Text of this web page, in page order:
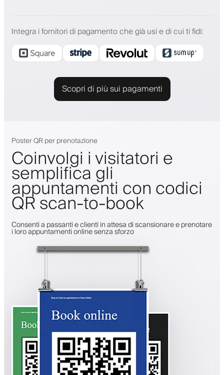
Integra i fornitori di pagamento che già usi e di cui ti fidi:
Scopri di più sui pagamenti
Poster QR per prenotazione
Coinvolgi i visitatori e
semplifica gli
appuntamenti con codici
QR scan-to-book
Consenti a passanti e clienti in attesa di scansionare e prenotare
i loro appuntamenti online senza sforzo